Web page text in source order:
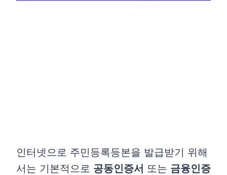
인터넷으로 주민등록등본을 발급받기 위해
서는 기본적으로 공동인증서 또는 금융인증